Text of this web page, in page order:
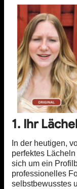
1. Ihr
In der heutigen,
perfektes
sich um ein
professionelles
selbstbewusstes